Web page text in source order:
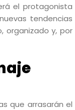
el protagonista
tendencias
organizado y, por
que arrasarán el